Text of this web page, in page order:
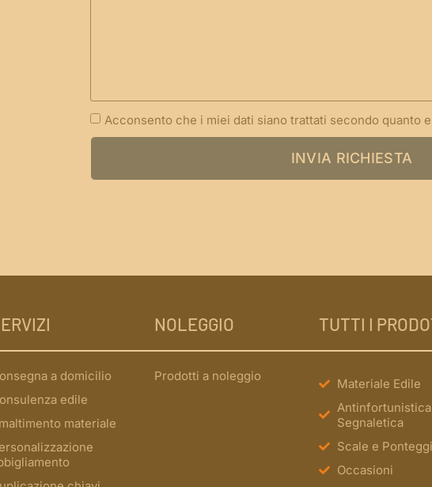
Acconsento che i miei dati siano trattati secondo quanto
INVIA RICHIESTA
NOLEGGIO TUTTI I
a domicilio
edile
materiale
Prodotti a noleggio
Materiale Edile
Segnaletica
Scale e Ponteggi
Occasioni